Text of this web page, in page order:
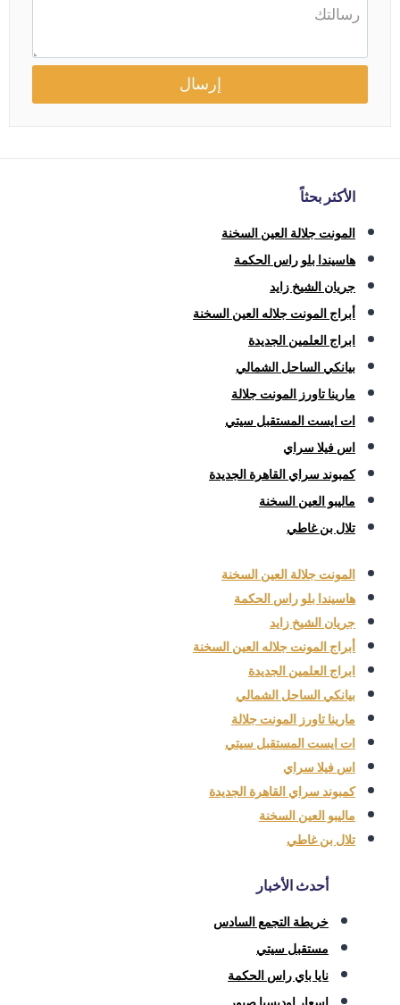
إرسال
الأكثر بحثاً
المونت جلالة العين السخنة
هاسيندا بلو راس الحكمة
جريان الشيخ زايد
أبراج المونت جلاله العين السخنة
ابراج العلمين الجديدة
بيانكي الساحل الشمالي
مارينا تاورز المونت جلالة
ات ايست المستقبل سيتي
اس فيلا سراي
كمبوند سراي القاهرة الجديدة
ماليبو العين السخنة
تلال بن غاطي
المونت جلالة العين السخنة
هاسيندا بلو راس الحكمة
جريان الشيخ زايد
أبراج المونت جلاله العين السخنة
ابراج العلمين الجديدة
بيانكي الساحل الشمالي
مارينا تاورز المونت جلالة
ات ايست المستقبل سيتي
اس فيلا سراي
كمبوند سراي القاهرة الجديدة
ماليبو العين السخنة
تلال بن غاطي
أحدث الأخبار
خريطة التجمع السادس
مستقبل سيتي
نايا باي راس الحكمة